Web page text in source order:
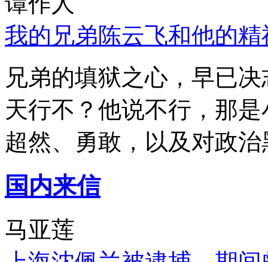
我的兄弟陈云飞和他的
兄弟的填狱之心，早已
天行不？他说不行，那
超然、勇敢，以及对政
国内来信
马亚莲